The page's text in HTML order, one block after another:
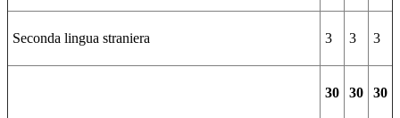
Seconda lingua straniera 3 3 3
30 30 30